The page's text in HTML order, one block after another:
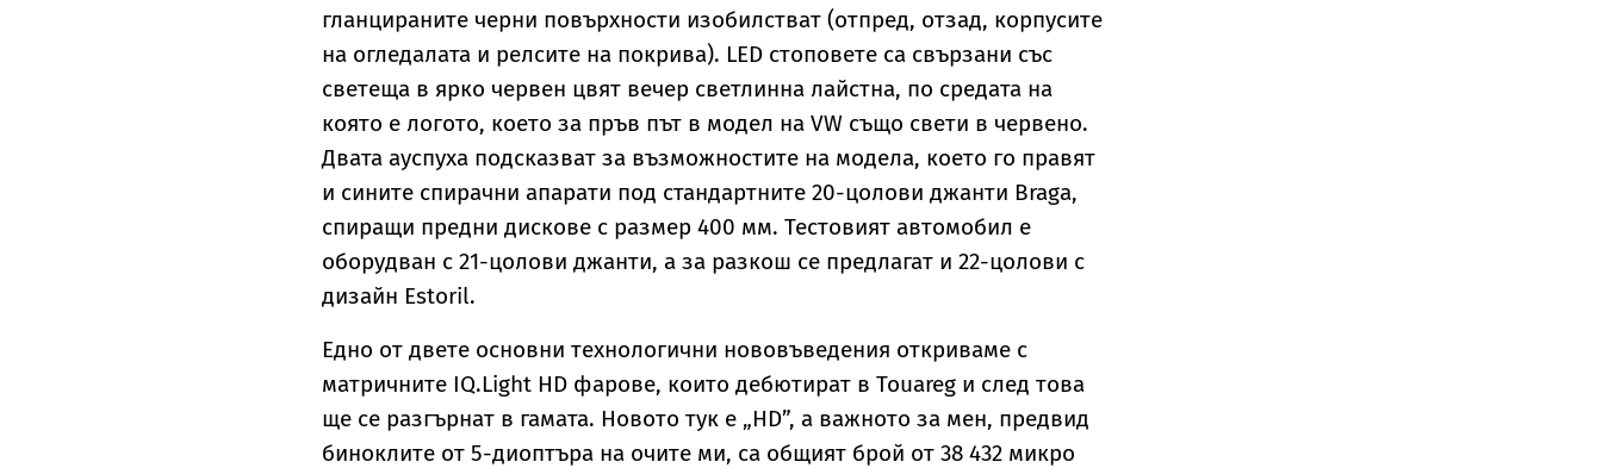
гланцираните черни повърхности изобилстват (отпред, отзад, корпусите
на огледалата и релсите на покрива). LED стоповете са свързани със
светеща в ярко червен цвят вечер светлинна лайстна, по средата на
която е логото, което за пръв път в модел на VW също свети в червено.
Двата ауспуха подсказват за възможностите на модела, което го правят
и сините спирачни апарати под стандартните 20-цолови джанти Braga,
спиращи предни дискове с размер 400 мм. Тестовият автомобил е
оборудван с 21-цолови джанти, а за разкош се предлагат и 22-цолови с
дизайн Estoril.
Едно от двете основни технологични нововъведения откриваме с
матричните IQ.Light HD фарове, които дебютират в Touareg и след това
ще се разгърнат в гамата. Новото тук е „HD”, а важното за мен, предвид
биноклите от 5-диоптъра на очите ми, са общият брой от 38 432 микро